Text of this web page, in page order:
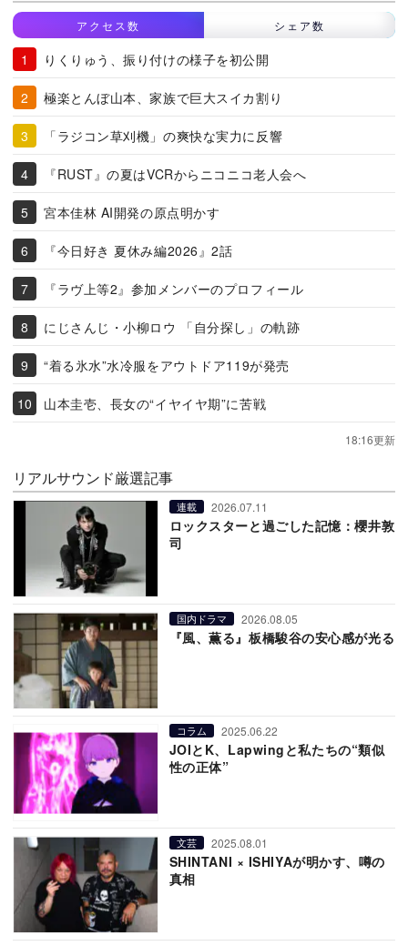
アクセス数 シェア数
りくりゅう、振り付けの様子を初公開
極楽とんぼ山本、家族で巨大スイカ割り
「ラジコン草刈機」の爽快な実力に反響
『RUST』の夏はVCRからニコニコ老人会へ
宮本佳林 AI開発の原点明かす
『今日好き 夏休み編2026』2話
『ラヴ上等2』参加メンバーのプロフィール
にじさんじ・小柳ロウ 「自分探し」の軌跡
“着る氷水”水冷服をアウトドア119が発売
山本圭壱、長女の“イヤイヤ期”に苦戦
18:16更新
リアルサウンド厳選記事
連載 2026.07.11
ロックスターと過ごした記憶：櫻井敦
司
国内ドラマ 2026.08.05
『風、薫る』板橋駿谷の安心感が光る
コラム 2025.06.22
JOIとK、Lapwingと私たちの“類似
性の正体”
文芸 2025.08.01
SHINTANI × ISHIYAが明かす、噂の
真相